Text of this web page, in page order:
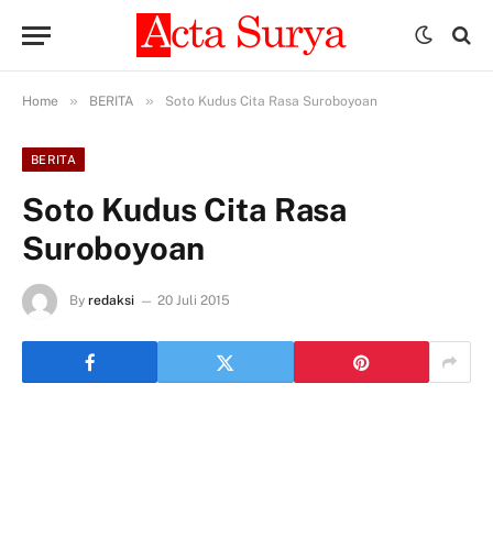
Home » BERITA » Soto Kudus Cita Rasa Suroboyoan
BERITA
Soto Kudus Cita Rasa
Suroboyoan
By redaksi 20 Juli 2015